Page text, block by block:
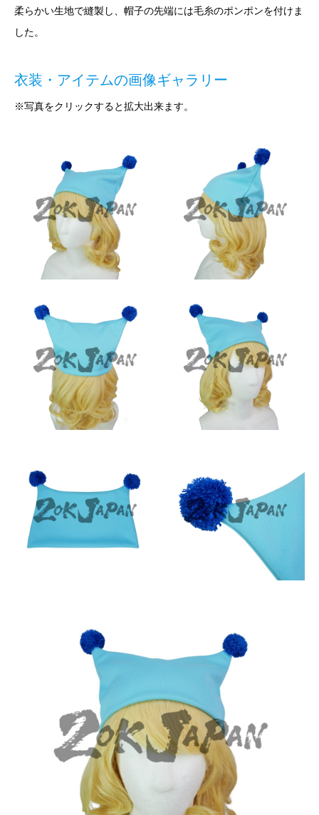
柔らかい生地で縫製し、帽子の先端には毛糸のポンポンを付けま
した。
衣装・アイテムの画像ギャラリー
※写真をクリックすると拡大出来ます。